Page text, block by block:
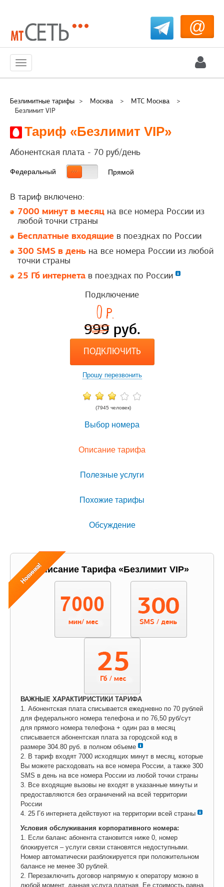
@
Меню
Безлимитные тарифы > Москва > МТС Москва
>
Безлимит VIP
Тариф «Безлимит VIP»
Абонентская плата - 70 руб/день
Федеральный Прямой
В тариф включено:
7000 минут в месяц на все номера России из
любой точки страны
Бесплатные входящие в поездках по России
300 SMS в день на все номера России из любой
точки страны
25 Гб интернета в поездках по России
Подключение
999
0 p.
руб.
ПОДКЛЮЧИТЬ
Прошу перезвонить
(7945 человек)
Выбор номера
Описание тарифа
Полезные услуги
Похожие тарифы
Обсуждение
Описание Тарифа «Безлимит VIP»
ВАЖНЫЕ ХАРАКТИРИСТИКИ ТАРИФА
1. Абонентская плата списывается ежедневно по 70 рублей
для федерального номера телефона и по 76,50 руб/сут
для прямого номера телефона + один раз в месяц
списывается абонентская плата за городской код в
размере 304.80 руб. в полном объеме
2. В тариф входят 7000 исходящих минут в месяц, которые
Вы можете расходовать на все номера России, а также 300
SMS в день на все номера России из любой точки страны
3. Все входящие вызовы не входят в указанные минуты и
предоставляются без ограничений на всей территории
России
4. 25 Гб интернета действуют на территории всей страны
Условия обслуживания корпоративного номера:
1. Если баланс абонента становится ниже 0, номер
блокируется – услуги связи становятся недоступными.
Номер автоматически разблокируется при положительном
балансе не менее 30 рублей.
2. Перезаключить договор напрямую к оператору можно в
любой момент, данная услуга платная. Ее стоимость равна